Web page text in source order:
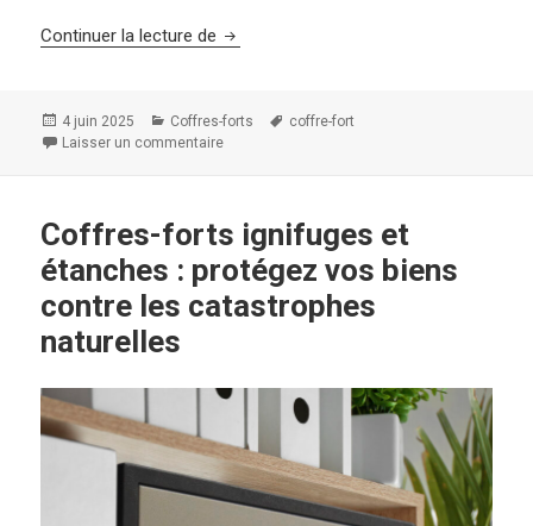
Continuer la lecture de Les solutions de rangement
Publié
le
4 juin 2025 Catégories
Coffres-forts
Mots-
coffre-fort
Laisser un commentaire
Coffres-forts ignifuges et
étanches : protégez vos biens
contre les catastrophes
naturelles